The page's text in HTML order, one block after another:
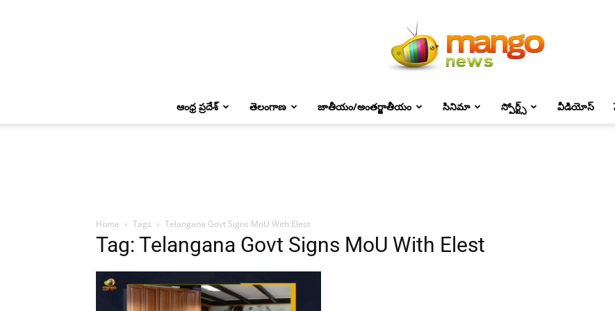
ఆంధ్ర ప్రదేశ్ తెలంగాణ జాతీయం/అంతర్జాతీయం సినిమా స్పోర్ట్స్ వీడియోస్
Home Tags Telangana Govt Signs MoU With Elest
Tag: Telangana Govt Signs MoU With Elest